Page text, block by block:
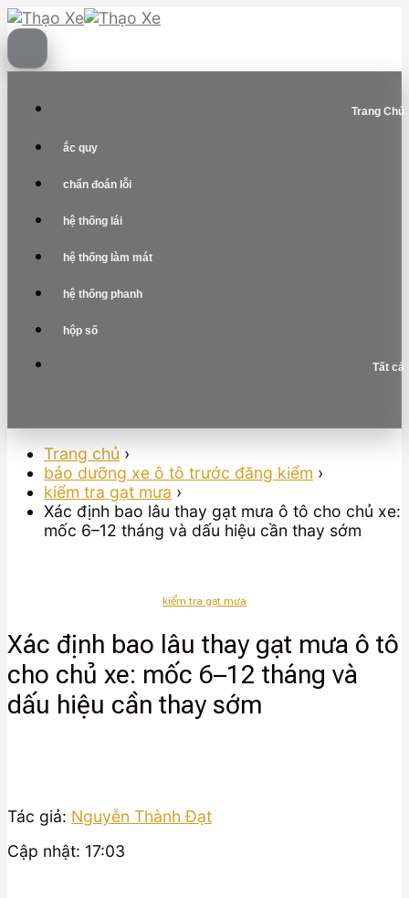
Skip
to
content
Trang Chủ
ắc quy
chẩn đoán lỗi
hệ thống lái
hệ thống làm mát
hệ thống phanh
hộp số
Tất cả
Trang chủ ›
bảo dưỡng xe ô tô trước đăng kiểm ›
kiểm tra gạt mưa ›
Xác định bao lâu thay gạt mưa ô tô cho chủ xe:
mốc 6–12 tháng và dấu hiệu cần thay sớm
kiểm tra gạt mưa
Xác định bao lâu thay gạt mưa ô tô
cho chủ xe: mốc 6–12 tháng và
dấu hiệu cần thay sớm
Tác giả: Nguyễn Thành Đạt
Cập nhật: 17:03